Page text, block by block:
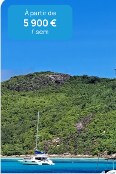
À partir de
5 900 €
/ sem